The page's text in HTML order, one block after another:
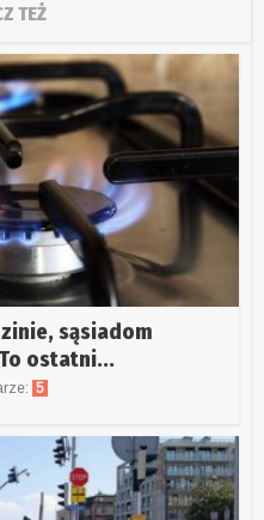
TEŻ
sąsiadom
ostatni...
5